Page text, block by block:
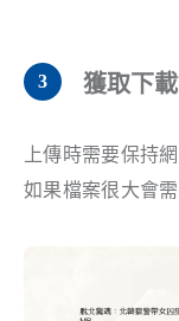
獲取下
上傳時需要保持
如果檔案很大會